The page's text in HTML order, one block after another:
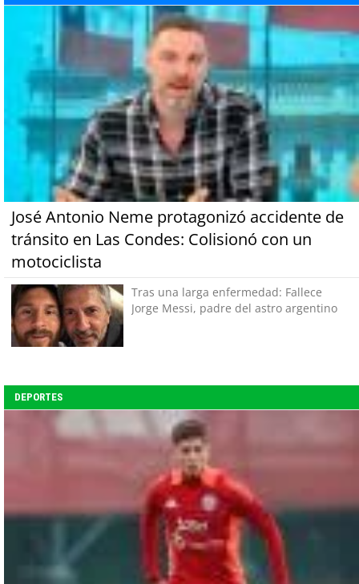
José Antonio Neme protagonizó accidente de
tránsito en Las Condes: Colisionó con un
motociclista
Tras una larga enfermedad: Fallece
Jorge Messi, padre del astro argentino
DEPORTES